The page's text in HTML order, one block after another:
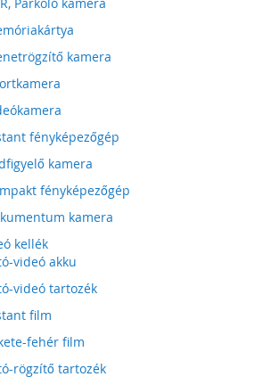
kamera
fényképezőgép
kamera
fényképezőgép
kamera
kellék
videó akku
videó tartozék
film
fehér film
rögzítő tartozék